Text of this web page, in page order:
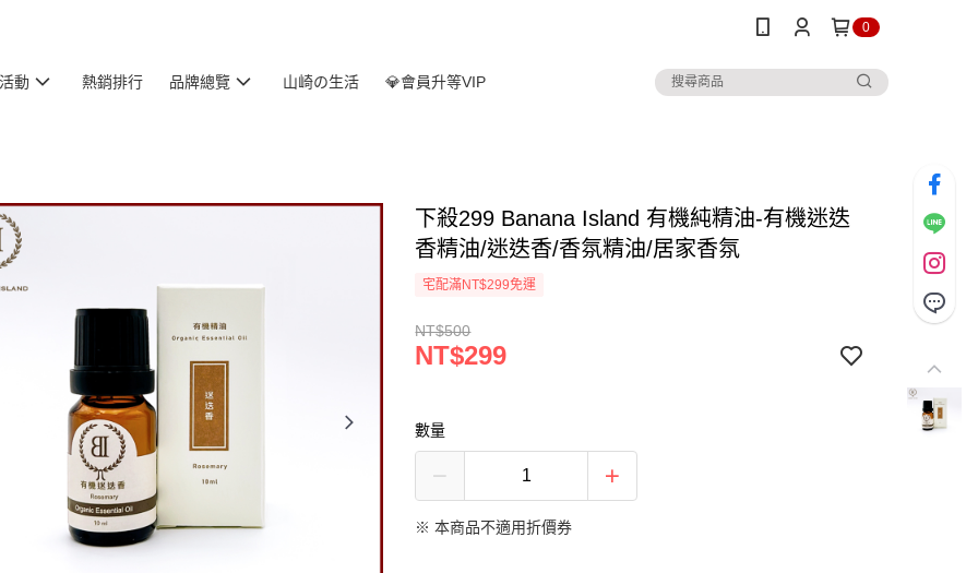
0
動 熱銷排行 品牌總覽 山崎の生活 💎會員升等VIP
下殺299 Banana Island 有機純精油-有機迷迭
香精油/迷迭香/香氛精油/居家香氛
宅配滿NT$299免運
NT$500
NT$299
數量
※ 本商品不適用折價券